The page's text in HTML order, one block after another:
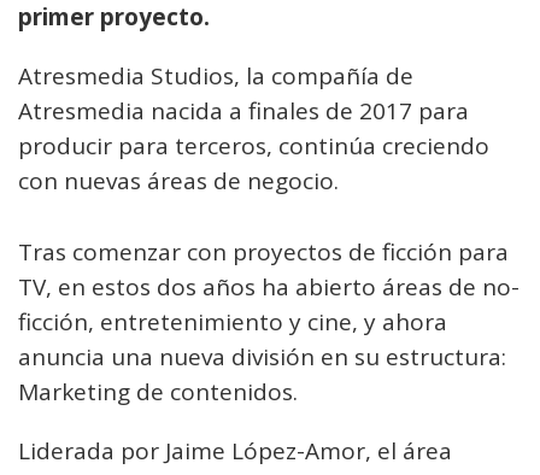
primer proyecto.
Atresmedia Studios, la compañía de
Atresmedia nacida a finales de 2017 para
producir para terceros, continúa creciendo
con nuevas áreas de negocio.
Tras comenzar con proyectos de ficción para
TV, en estos dos años ha abierto áreas de no-
ficción, entretenimiento y cine, y ahora
anuncia una nueva división en su estructura:
Marketing de contenidos.
Liderada por Jaime López-Amor, el área